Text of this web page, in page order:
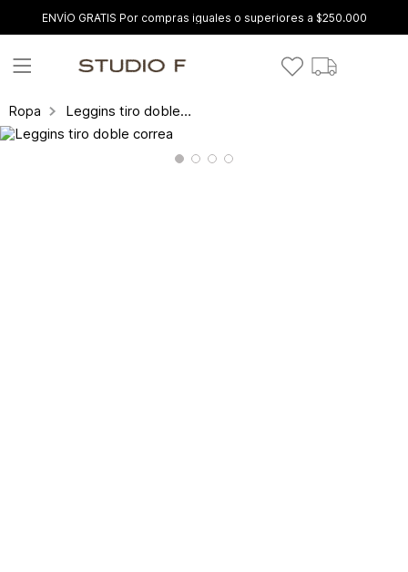
ENVÍO GRATIS Por compras iguales o superiores a $250.000
Ropa Leggins tiro doble correa